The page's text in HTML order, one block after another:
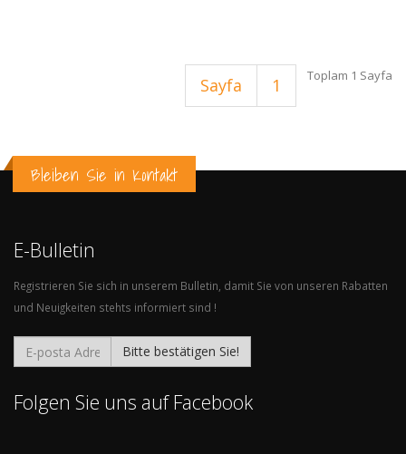
Sayfa 1 Toplam 1 Sayfa
Bleiben Sie in Kontakt
E-Bulletin
Registrieren Sie sich in unserem Bulletin, damit Sie von unseren Rabatten
und Neuigkeiten stehts informiert sind !
Bitte bestätigen Sie!
Folgen Sie uns auf Facebook